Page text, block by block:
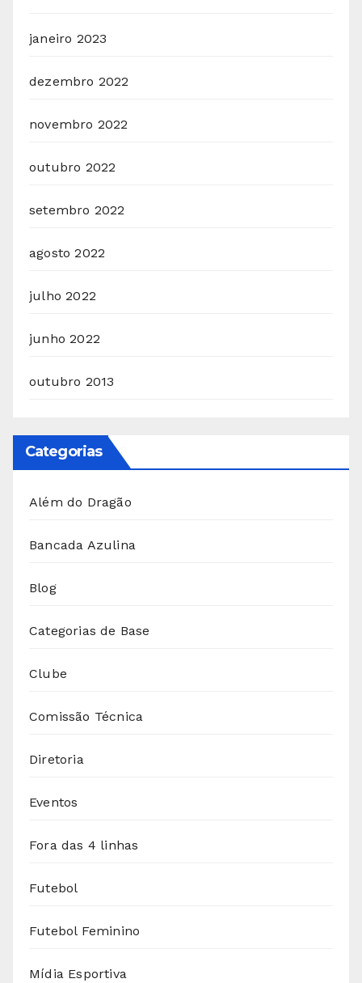
janeiro 2023
dezembro 2022
novembro 2022
outubro 2022
setembro 2022
agosto 2022
julho 2022
junho 2022
outubro 2013
Categorias
Além do Dragão
Bancada Azulina
Blog
Categorias de Base
Clube
Comissão Técnica
Diretoria
Eventos
Fora das 4 linhas
Futebol
Futebol Feminino
Mídia Esportiva